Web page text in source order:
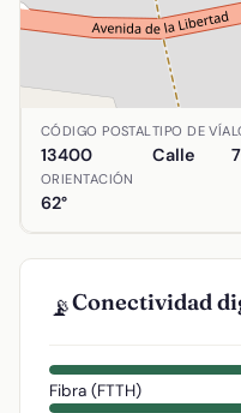
Ubicación de Calle
CÓDIGO POSTAL
13400
TIPO DE VÍA
Calle
ORIENTACIÓN
62°
📡Conectividad
Fibra (FTTH)